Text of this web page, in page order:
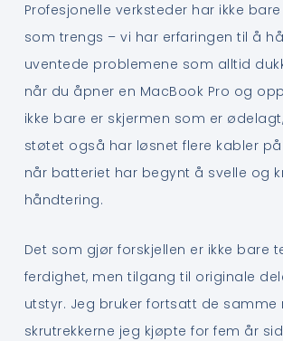
Profesjonelle verksteder har ikke
som trengs – vi har erfaringen til å
uventede problemene som alltid
når du åpner en MacBook Pro og
ikke bare er skjermen som er
støtet også har løsnet flere kabler på
når batteriet har begynt å svelle og
håndtering.
Det som gjør forskjellen er ikke bare
ferdighet, men tilgang til originale
utstyr. Jeg bruker fortsatt de samme
skrutrekkerne jeg kjøpte for fem år